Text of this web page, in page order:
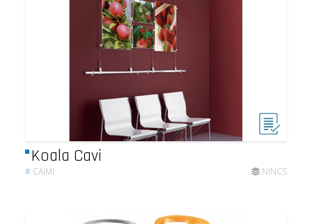
Koala Cavi
# CAIMI NINCS